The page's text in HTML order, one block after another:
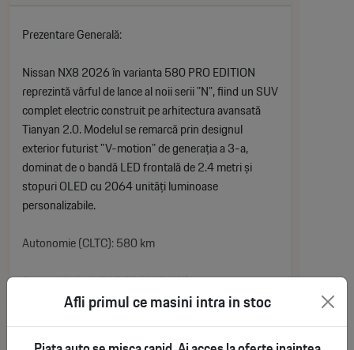
Prezentare Generală:
Nissan NX8 2026 în varianta 580 PRO EDITION
reprezintă vârful de lance al noii serii "N", fiind un SUV
complet electric construit pe arhitectura avansată
Tianyan 2.0. Modelul se remarcă prin designul
exterior futurist "V-motion" de generația a 3-a,
dominat de o bandă LED frontală de 2.4 metri și
stopuri OLED cu 2064 unități luminoase
personalizabile.
Autonomie (CLTC): 580 km
Putere Maximă: 218 CP (160 kW)
See More
Afli primul ce masini intra in stoc